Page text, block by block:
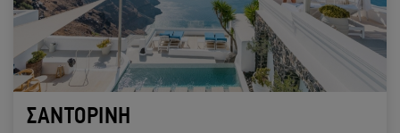
ΣΑΝΤΟΡΙΝΗ